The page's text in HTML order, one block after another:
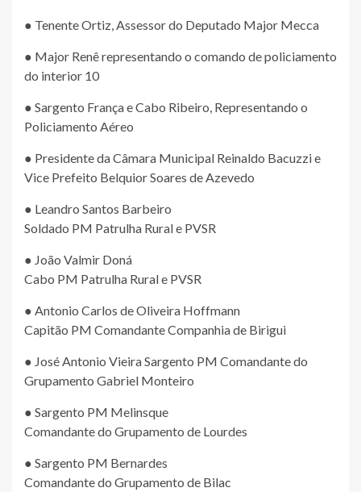
● Tenente Ortiz, Assessor do Deputado Major Mecca
● Major Renê representando o comando de policiamento
do interior 10
● Sargento França e Cabo Ribeiro, Representando o
Policiamento Aéreo
● Presidente da Câmara Municipal Reinaldo Bacuzzi e
Vice Prefeito Belquior Soares de Azevedo
● Leandro Santos Barbeiro
Soldado PM Patrulha Rural e PVSR
● João Valmir Doná
Cabo PM Patrulha Rural e PVSR
● Antonio Carlos de Oliveira Hoffmann
Capitão PM Comandante Companhia de Birigui
● José Antonio Vieira Sargento PM Comandante do
Grupamento Gabriel Monteiro
● Sargento PM Melinsque
Comandante do Grupamento de Lourdes
● Sargento PM Bernardes
Comandante do Grupamento de Bilac